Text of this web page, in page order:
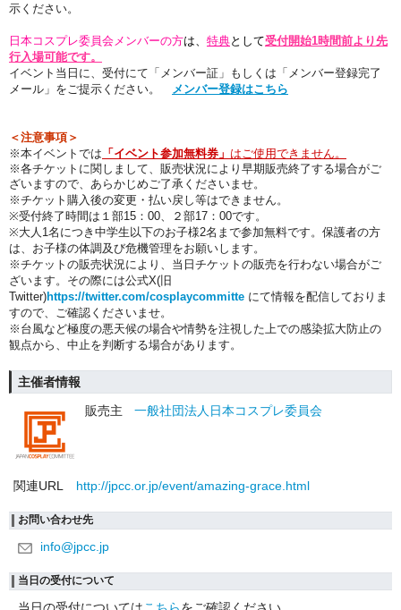
示ください。
日本コスプレ委員会メンバーの方は、 特典として受付開始1時間前より先
行入場可能です。
イベント当日に、受付にて「メンバー証」もしくは「メンバー登録完了
メール」をご提示ください。 メンバー登録はこちら
＜注意事項＞
※本イベントでは 「イベント参加無料券」 はご使用できません。
※各チケットに関しまして、販売状況により早期販売終了する場合がご
ざいますので、あらかじめご了承くださいませ。
※チケット購入後の変更・払い戻し等はできません。
※受付終了時間は１部15：00、２部17：00です。
※大人1名につき中学生以下のお子様2名まで参加無料です。保護者の方
は、お子様の体調及び危機管理をお願いします。
※チケットの販売状況により、当日チケットの販売を行わない場合がご
ざいます。その際には公式X(旧
Twitter)https://twitter.com/cosplaycommitte にて情報を配信しておりま
すので、ご確認くださいませ。
※台風など極度の悪天候の場合や情勢を注視した上での感染拡大防止の
観点から、中止を判断する場合があります。
主催者情報
販売主
一般社団法人日本コスプレ委員会
関連URL http://jpcc.or.jp/event/amazing-grace.html
お問い合わせ先
info@jpcc.jp
当日の受付について